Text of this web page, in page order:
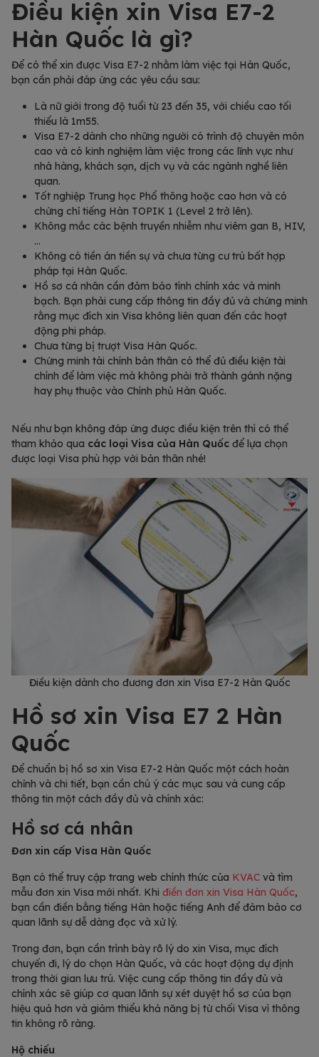
Điều kiện xin Visa E7-2
Hàn Quốc là gì?
Để có thể xin được Visa E7-2 nhằm làm việc tại Hàn Quốc,
bạn cần phải đáp ứng các yêu cầu sau:
Là nữ giới trong độ tuổi từ 23 đến 35, với chiều cao tối
thiểu là 1m55.
Visa E7-2 dành cho những người có trình độ chuyên môn
cao và có kinh nghiệm làm việc trong các lĩnh vực như
nhà hàng, khách sạn, dịch vụ và các ngành nghề liên
quan.
Tốt nghiệp Trung học Phổ thông hoặc cao hơn và có
chứng chỉ tiếng Hàn TOPIK 1 (Level 2 trở lên).
Không mắc các bệnh truyền nhiễm như viêm gan B, HIV,
…
Không có tiền án tiền sự và chưa từng cư trú bất hợp
pháp tại Hàn Quốc.
Hồ sơ cá nhân cần đảm bảo tính chính xác và minh
bạch. Bạn phải cung cấp thông tin đầy đủ và chứng minh
rằng mục đích xin Visa không liên quan đến các hoạt
động phi pháp.
Chưa từng bị trượt Visa Hàn Quốc.
Chứng minh tài chính bản thân có thể đủ điều kiện tài
chính để làm việc mà không phải trở thành gánh nặng
hay phụ thuộc vào Chính phủ Hàn Quốc.
Nếu như bạn không đáp ứng được điều kiện trên thì có thể
tham khảo qua các loại Visa của Hàn Quốc để lựa chọn
được loại Visa phù hợp với bản thân nhé!
Điều kiện dành cho đương đơn xin Visa E7-2 Hàn Quốc
Hồ sơ xin Visa E7 2 Hàn
Quốc
Để chuẩn bị hồ sơ xin Visa E7-2 Hàn Quốc một cách hoàn
chỉnh và chi tiết, bạn cần chú ý các mục sau và cung cấp
thông tin một cách đầy đủ và chính xác:
Hồ sơ cá nhân
Đơn xin cấp Visa Hàn Quốc
Bạn có thể truy cập trang web chính thức của KVAC và tìm
mẫu đơn xin Visa mới nhất. Khi điền đơn xin Visa Hàn Quốc,
bạn cần điền bằng tiếng Hàn hoặc tiếng Anh để đảm bảo cơ
quan lãnh sự dễ dàng đọc và xử lý.
Trong đơn, bạn cần trình bày rõ lý do xin Visa, mục đích
chuyến đi, lý do chọn Hàn Quốc, và các hoạt động dự định
trong thời gian lưu trú. Việc cung cấp thông tin đầy đủ và
chính xác sẽ giúp cơ quan lãnh sự xét duyệt hồ sơ của bạn
hiệu quả hơn và giảm thiểu khả năng bị từ chối Visa vì thông
tin không rõ ràng.
Hộ chiếu